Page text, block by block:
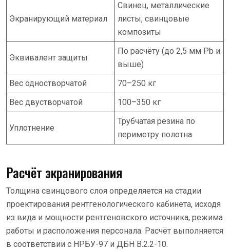
Экранирующий материал
Свинец, металлические
листы, свинцовые
композиты
Эквивалент защиты
По расчёту (до 2,5 мм Pb и
выше)
Вес одностворчатой
70–250 кг
Вес двустворчатой
100–350 кг
Уплотнение
Трубчатая резина по
периметру полотна
Расчёт экранирования
Толщина свинцового слоя определяется на стадии
проектирования рентгенологического кабинета, исходя
из вида и мощности рентгеновского источника, режима
работы и расположения персонала. Расчёт выполняется
в соответствии с НРБУ-97 и ДБН В.2.2-10.